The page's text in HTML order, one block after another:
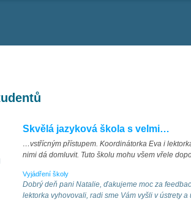
Skvělá jazyková škola s velmi…
…vstřícným přístupem. Koordinátorka Eva i
nimi dá domluvit. Tuto školu mohu všem vřele
Vyjádření školy
Dobrý deň pani Natalie, ďakujeme moc za
lektorka vyhovovali, radi sme Vám vyšli v ústrety